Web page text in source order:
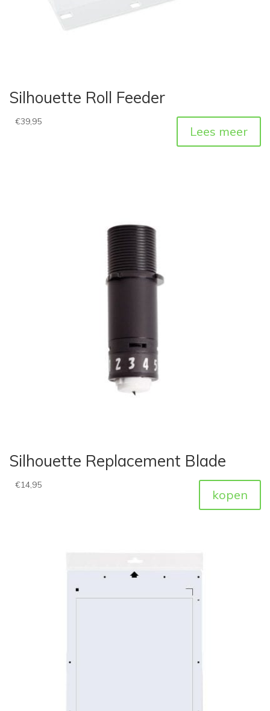
Silhouette Roll Feeder
€39,95
Lees meer
Silhouette Replacement Blade
€14,95
kopen